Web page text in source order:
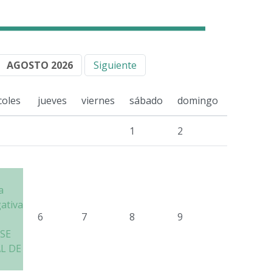
AGOSTO 2026 Siguiente
jueves viernes sábado domingo
1 2
DE
6 7 8 9